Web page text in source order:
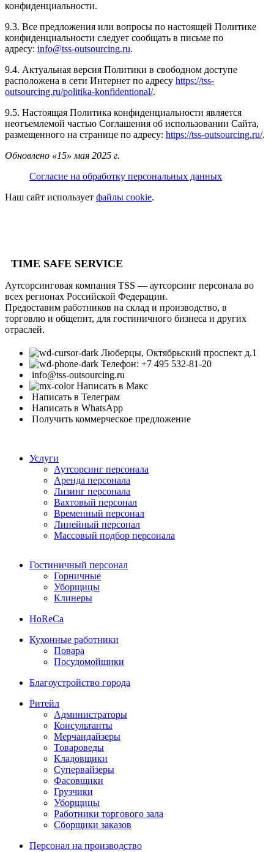
конфиденциальности.
9.3. Все предложения или вопросы по настоящей Политике
конфиденциальности следует сообщать в письме по
адресу: info@tss-outsourcing.ru.
9.4. Актуальная версия Политики в свободном доступе
расположена в сети Интернет по адресу https://tss-
outsourcing.ru/politika-konfidentional/.
9.5. Настоящая Политика конфиденциальности является
неотъемлемой частью Соглашения об использовании Сайта,
размещенного на странице по адресу: https://tss-outsourcing.ru/.
Обновлено «15» мая 2025 г.
Согласие на обработку персональных данных
Наш сайт использует файлы cookie.
TIME SAFE SERVICE
Аутсорсинговая компания TSS — аутсорсинг персонала во
всех регионах Российской Федерации.
Предоставим работников на склад и производство, в
торговлю и общепит, для гостиничного бизнеса и других
отраслей.
Люберцы, Октябрьский проспект д.1
Телефон: +7 495 532-81-20
info@tss-outsourcing.ru
Написать в Макс
Написать в Телеграм
Написать в WhatsApp
Получить коммерческое предложение
Услуги
Аутсорсинг персонала
Аренда персонала
Лизинг персонала
Вахтовый персонал
Временный персонал
Линейный персонал
Массовый подбор персонала
Гостиничный персонал
Горничные
Уборщицы
Клинеры
HoReCa
Кухонные работники
Повара
Посудомойщики
Благоустройство города
Ритейл
Администраторы
Консультанты
Мерчандайзеры
Товароведы
Кладовщики
Супервайзеры
Фасовщики
Грузчики
Уборщицы
Работники торгового зала
Сборщики заказов
Персонал на производство